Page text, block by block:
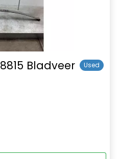
Bladveer
Used